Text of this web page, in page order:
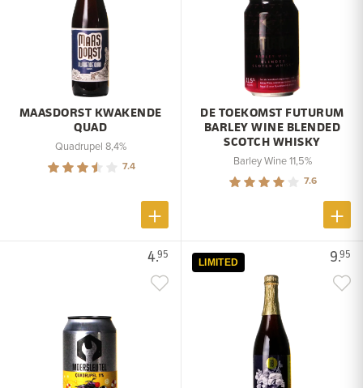
MAASDORST KWAKENDE
QUAD
Quadrupel 8,4%
7.4
DE TOEKOMST FUTURUM
BARLEY WINE BLENDED
SCOTCH WHISKY
Barley Wine 11,5%
7.6
4.95 9.95
LIMITED